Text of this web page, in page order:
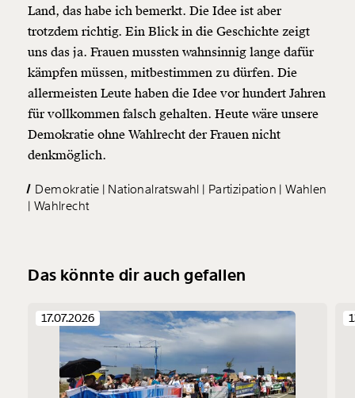
Land, das habe ich bemerkt. Die Idee ist aber
trotzdem richtig. Ein Blick in die Geschichte zeigt
uns das ja. Frauen mussten wahnsinnig lange dafür
kämpfen müssen, mitbestimmen zu dürfen. Die
allermeisten Leute haben die Idee vor hundert Jahren
für vollkommen falsch gehalten. Heute wäre unsere
Demokratie ohne Wahlrecht der Frauen nicht
denkmöglich.
Demokratie Nationalratswahl Partizipation
Wahlen
Wahlrecht
Das könnte dir auch gefallen
17.07.2026